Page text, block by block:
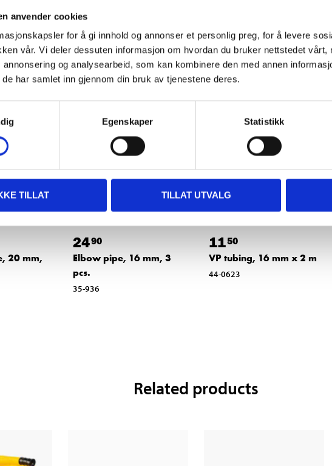
anvender cookies
for å gi innhold og annonser et personlig preg, for å levere
vår. Vi deler dessuten informasjon om hvordan du bruker nettstedet vårt,
annonsering og analysearbeid, som kan kombinere den med annen
har samlet inn gjennom din bruk av tjenestene deres.
Egenskaper Statistikk
TILLAT TILLAT UTVALG
Other customers also bought
20 mm,
2490
Elbow pipe, 16 mm, 3
pcs.
35-936
1150
VP tubing, 16 mm x 2 m
44-0623
Related products